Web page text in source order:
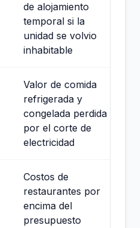
de alojamiento
temporal si la
unidad se volvio
inhabitable
Valor de comida
refrigerada y
congelada perdida
por el corte de
electricidad
Costos de
restaurantes por
encima del
presupuesto